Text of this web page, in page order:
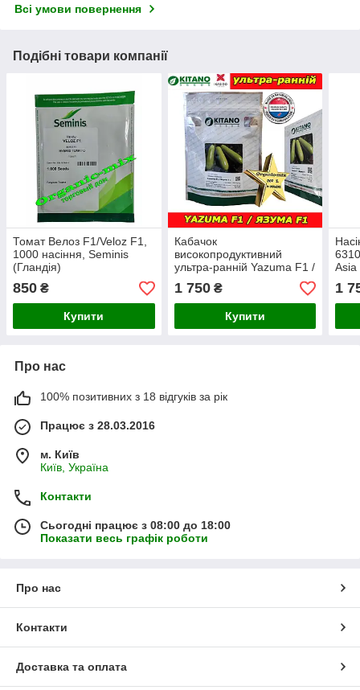
Всі умови повернення
Подібні товари компанії
Томат Велоз F1/Veloz F1,
1000 насіння, Seminis
(Гландія)
850 ₴
Купити
Кабачок
високопродуктивний
ультра-ранній Yazuma F1 /
Язума F1 (KS 3714), ТМ
Kitano Seeds
1 750₴
Купити
Asia
1
Про нас
100% позитивних з 18 відгуків за рік
Працює з 28.03.2016
м. Київ
Київ, Україна
Контакти
Сьогодні працює з 08:00 до 18:00
Показати весь графік роботи
Про нас
Контакти
Доставка та оплата